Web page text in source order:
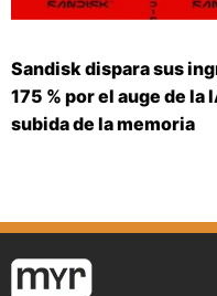
Sandisk dispara sus
175 % por el auge de la
subida de la memoria